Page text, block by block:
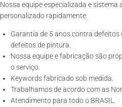
Nossa equipe especializada e
personalizado rapidamente.
Garantia de 5 anos contra
defeitos de pintura.
Nossa equipe e fabricação são
o serviço.
Keywords fabricado sob medida.
Trabalhamos de acordo com as
Atendimento para todo o BRASIL.